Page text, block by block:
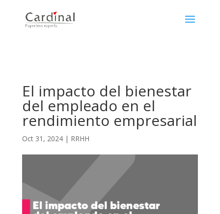
El impacto del bienestar
del empleado en el
rendimiento empresarial
Oct 31, 2024| RRHH